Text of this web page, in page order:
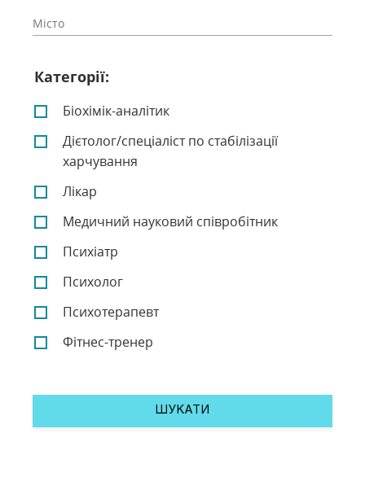
Категорії:
Біохімік-аналітик
Дієтолог/спеціаліст по стабілізації
харчування
Лікар
Медичний науковий співробітник
Психіатр
Психолог
Психотерапевт
Фітнес-тренер
ШУКАТИ